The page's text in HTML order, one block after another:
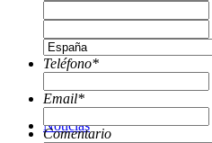
Noticias
Teléfono*
Email*
Comentario